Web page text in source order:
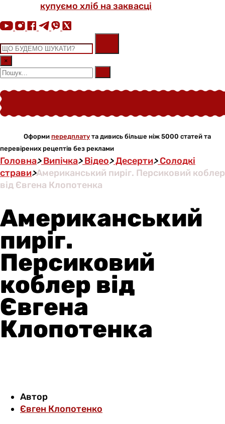
купуємо хліб на заквасці
×
Оформи передплату та дивись більше ніж 5000 статей та
перевірених рецептів без реклами
Головна>Випічка>Відео>Десерти>Солодкі
страви>Американський пиріг. Персиковий коблер
від Євгена Клопотенка
Американський
пиріг.
Персиковий
коблер від
Євгена
Клопотенка
Автор
Євген Клопотенко